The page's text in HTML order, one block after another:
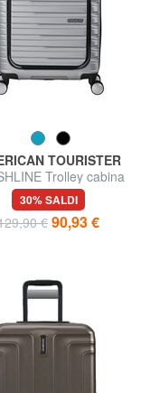
TOURISTER
Trolley cabina
tasca porta pc 15.6"
30% SALDI
€ 90,93 €